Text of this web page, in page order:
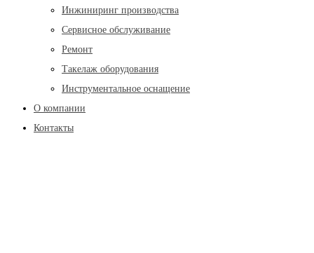
Инжиниринг производства
Сервисное обслуживание
Ремонт
Такелаж оборудования
Инструментальное оснащение
О компании
Контакты